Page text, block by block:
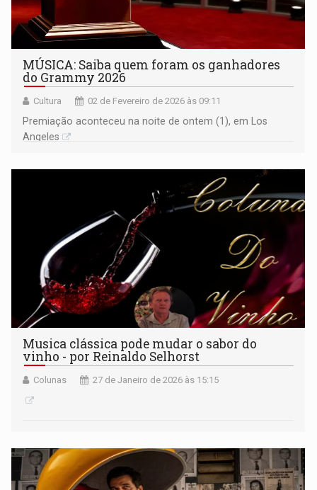
MÚSICA: Saiba quem foram os ganhadores
do Grammy 2026
Cultura 02 de Fevereiro de 2026 às 09:11
Premiação aconteceu na noite de ontem (1), em Los
Angeles
Musica clássica pode mudar o sabor do
vinho - por Reinaldo Selhorst
Colunas 27 de Janeiro de 2026 às 15:15